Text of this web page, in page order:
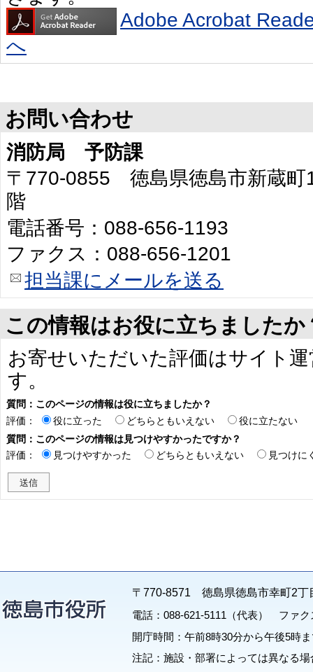
Adobe Acrobat
へ
お問い合わせ
消防局 予防課
〒770-0855 徳島県徳島市新蔵
階
電話番号：088-656-1193
ファクス：088-656-1201
担当課にメールを送る
この情報はお役に立ちましたか
お寄せいただいた評価はサイト
す。
質問：このページの情報は役に立ちましたか？
評価：
役に立った どちらともいえない
役に立たない
質問：このページの情報は見つけやすかったですか？
評価：
見つけやすかった どちらともいえない 見つけに
〒770-8571 徳島県徳島市幸町2丁
電話：088-621-5111（代表） ファク
開庁時間：午前8時30分から午後5時
注記：施設・部署によっては異なる